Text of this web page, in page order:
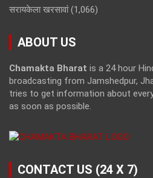
सरायकेला खरसावां(1,066)
ABOUT US
Chamakta Bharat is a 24 hour
broadcasting from Jamshedpur,
tries to get information about
as soon as possible.
CONTACT US (24 X 7)